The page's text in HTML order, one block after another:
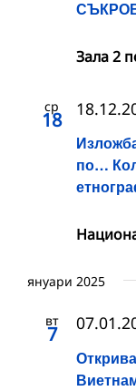
Зала 2
ср
18
по…
януари 2025
вт
7